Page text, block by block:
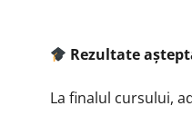
Rezultate
La finalul cursului,